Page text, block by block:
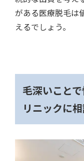
がある医療脱毛は
えるでしょう。
毛深いこと
リニックに